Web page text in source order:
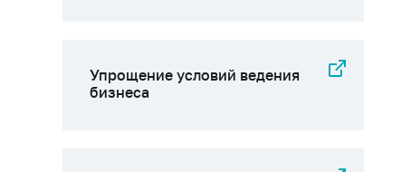
Упрощение условий ведения
бизнеса